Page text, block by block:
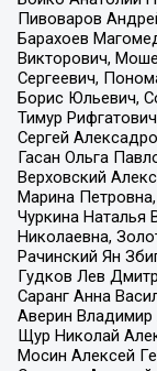
Пивоваров
Барахоев
Викторович,
Сергеевич,
Борис Юльевич,
Тимур
Сергей
Гасан Ольга
Верховский
Марина
Чуркина Наталья
Николаевна,
Рачинский Ян
Гудков Лев
Саранг Анна
Аверин Владимир
Щур Николай
Мосин Алексей